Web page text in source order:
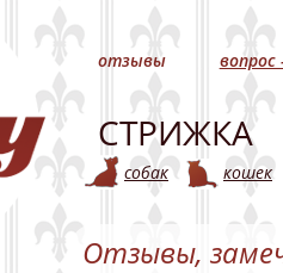
отзывы
СТРИЖКА
собак кошек
Отзывы,